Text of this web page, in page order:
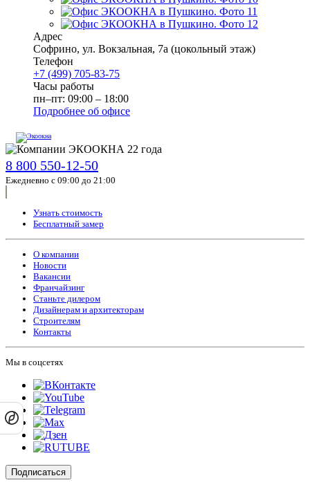
Адрес
Софрино, ул. Вокзальная, 7а (цокольный этаж)
Телефон
+7 (499) 705-83-75
Часы работы
пн–пт: 09:00 – 18:00
Подробнее об офисе
8 800 550-12-50
Ежедневно с 09:00 до 21:00
Узнать стоимость
Бесплатный замер
О компании
Новости
Вакансии
Франчайзинг
Станьте дилером
Дизайнерам и архитекторам
Строителям
Контакты
Мы в соцсетях
Подписаться